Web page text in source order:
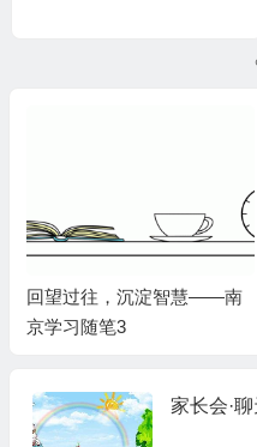
回望过往，沉淀智慧——南
京学习随笔3
家长会·